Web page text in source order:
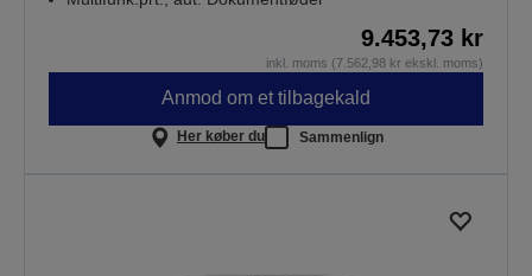
9.453,73 kr
inkl. moms (7.562,98 kr ekskl. moms)
Anmod om et tilbagekald
Her køber du Sammenlign